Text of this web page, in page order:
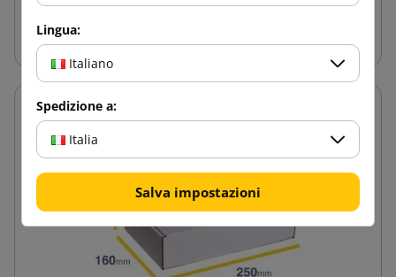
Lingua:
Italiano
Spedizione a:
Italia
Salva impostazioni